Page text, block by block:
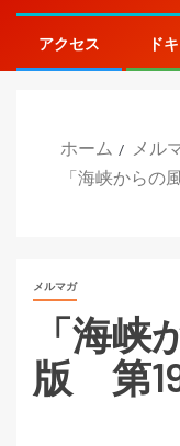
アクセス ド
ホーム
メル
「海峡から
メルマガ
「海峡
版 第